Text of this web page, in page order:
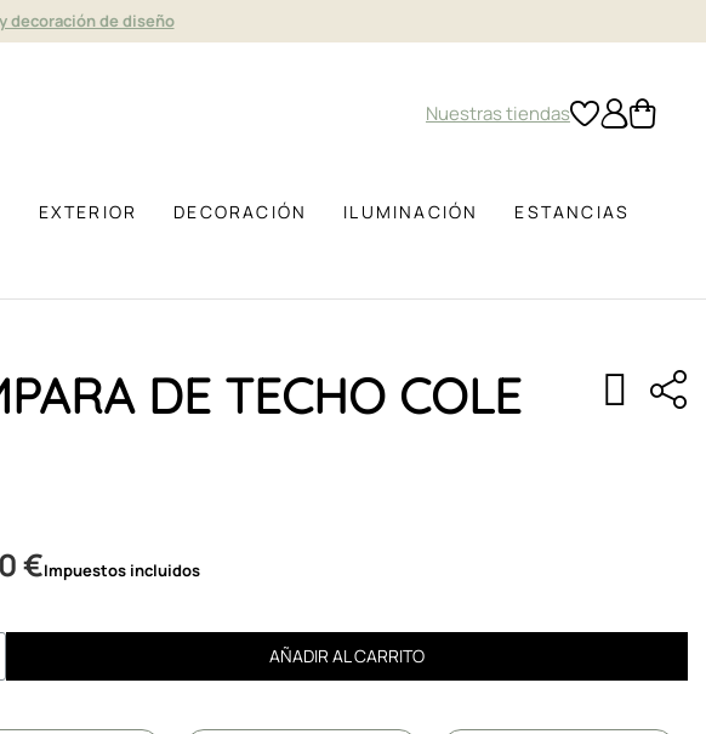
decoración de diseño
Nuestras tiendas
EXTERIOR DECORACIÓN ILUMINACIÓN ESTANCIAS
DE TECHO COLE
€Impuestos incluidos
AÑADIR AL CARRITO